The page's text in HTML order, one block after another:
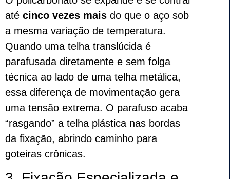
até cinco vezes mais do que o aço sob
a mesma variação de temperatura.
Quando uma telha translúcida é
parafusada diretamente e sem folga
técnica ao lado de uma telha metálica,
essa diferença de movimentação gera
uma tensão extrema. O parafuso acaba
“rasgando” a telha plástica nas bordas
da fixação, abrindo caminho para
goteiras crônicas.